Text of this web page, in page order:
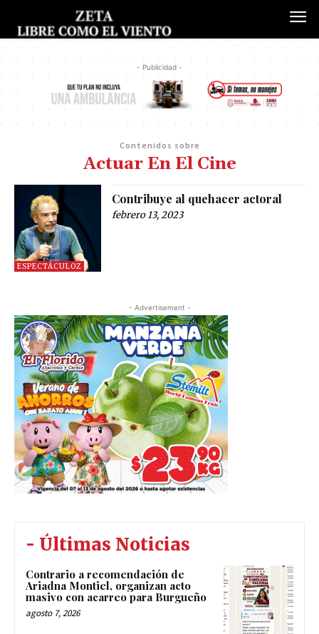
- Publicidad -
Contenidos sobre
Actuar En El Cine
ESPECTÁCULOZ
Contribuye al quehacer actoral
febrero 13, 2023
- Advertisement -
- Últimas Noticias
Contrario a recomendación de
Ariadna Montiel, organizan acto
masivo con acarreo para Burgueño
agosto 7, 2026